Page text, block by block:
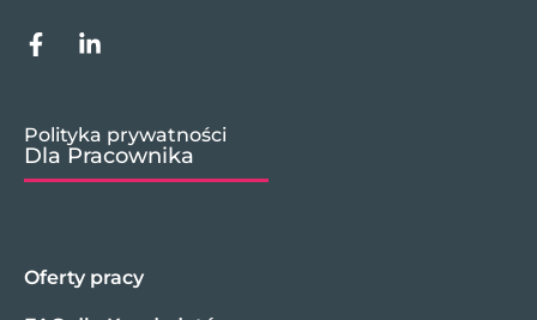
Polityka prywatności
Dla Pracownika
Oferty pracy